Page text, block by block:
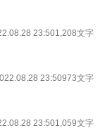
23:501,208文字
23:50973文字
23:501,059文字